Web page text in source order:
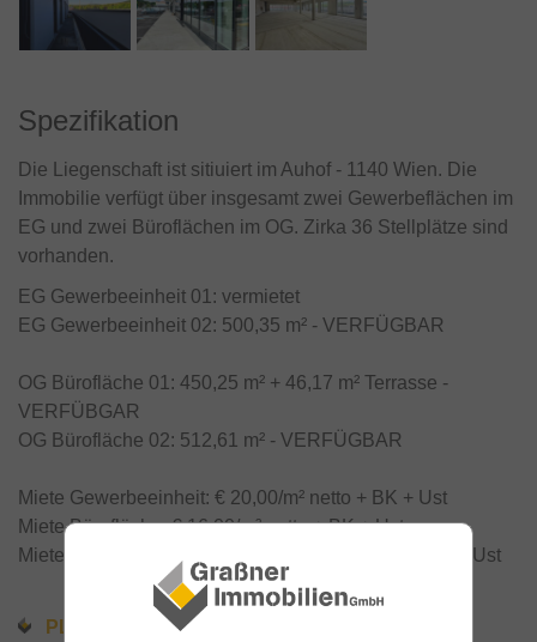
Spezifikation
Die Liegenschaft ist sitiuiert im Auhof - 1140 Wien. Die
Immobilie verfügt über insgesamt zwei Gewerbeflächen im
EG und zwei Büroflächen im OG. Zirka 36 Stellplätze sind
vorhanden.
EG Gewerbeeinheit 01: vermietet
EG Gewerbeeinheit 02: 500,35 m² - VERFÜGBAR
OG Bürofläche 01: 450,25 m² + 46,17 m² Terrasse -
VERFÜBGAR
OG Bürofläche 02: 512,61 m² - VERFÜGBAR
Miete Gewerbeeinheit: € 20,00/m² netto + BK + Ust
Miete Bürofläche: € 16,00/m² netto + BK + Ust
Miete Außenstellplatz: € 55,00/Stellplatz netto + BK + Ust
PLZ